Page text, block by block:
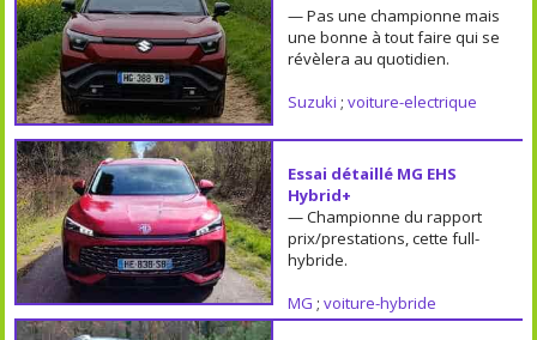
— Pas une championne mais
une bonne à tout faire qui se
révèlera au quotidien.
Suzuki ; voiture-electrique
Essai détaillé MG EHS
Hybrid+
— Championne du rapport
prix/prestations, cette full-
hybride.
MG ; voiture-hybride